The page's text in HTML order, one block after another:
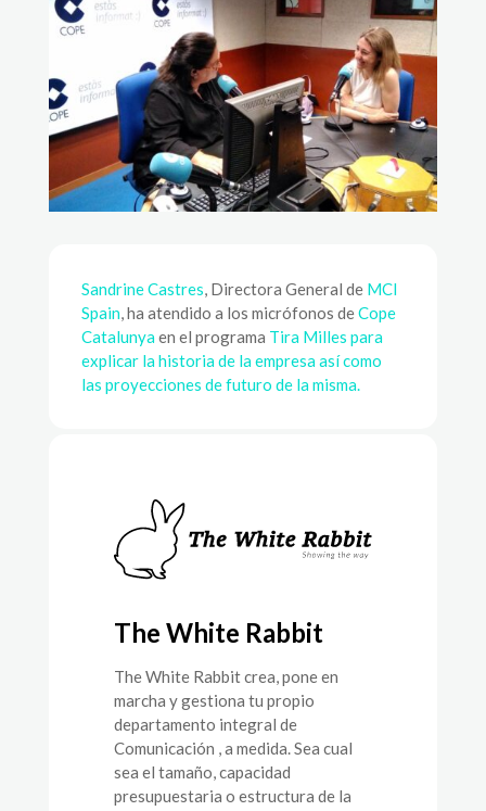
Sandrine Castres, Directora General de MCI
Spain, ha atendido a los micrófonos deCope
Catalunyaen el programa Tira Milles para
explicar la historia de la empresa así como
las proyecciones de futuro de la misma.
The White Rabbit
The White Rabbit crea, pone en
marcha y gestiona tu propio
departamento integral de
Comunicación , a medida. Sea cual
sea el tamaño, capacidad
presupuestaria o estructura de la